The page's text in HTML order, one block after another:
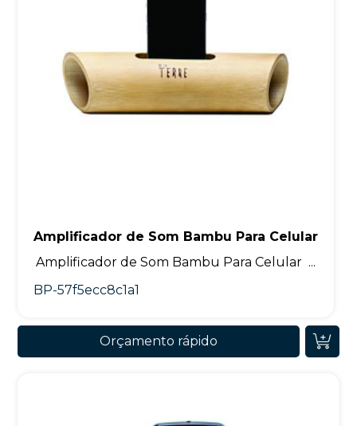
Amplificador de Som Bambu Para Celular
Amplificador de Som Bambu Para Celular ...
BP-57f5ecc8c1a1
Orçamento rápido